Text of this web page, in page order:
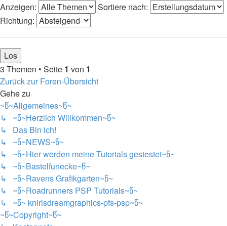
Anzeigen:
Sortiere nach:
Richtung:
3 Themen • Seite 1 von 1
Zurück zur Foren-Übersicht
Gehe zu
~წ~Allgemeines~წ~
↳ ~წ~Herzlich Willkommen~წ~
↳ Das Bin ich!
↳ ~წ~NEWS~წ~
↳ ~წ~Hier werden meine Tutorials gestestet~წ~
↳ ~წ~Bastelfunecke~წ~
↳ ~წ~Ravens Grafikgarten~წ~
↳ ~წ~Roadrunners PSP Tutorials~წ~
↳ ~წ~ knirisdreamgraphics-pfs-psp~წ~
~წ~Copyright~წ~